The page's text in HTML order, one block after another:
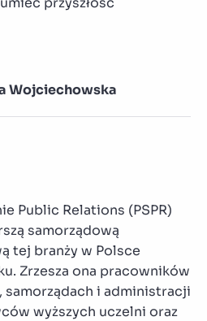
Wojciechowska
Public Relations (PSPR)
samorządową
tej branży w Polsce
Zrzesza ona pracowników
samorządach i administracji
wyższych uczelni oraz